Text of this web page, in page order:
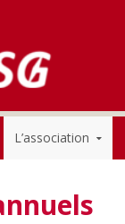
L’association